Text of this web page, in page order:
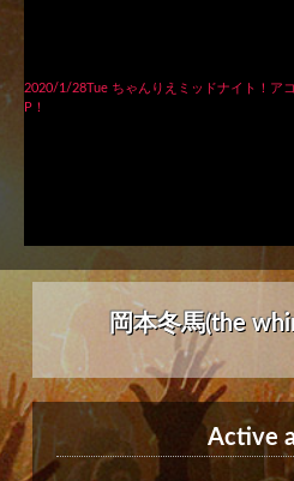
2020/1/28Tue ちゃんりえミッドナイト！ア
P！
岡本冬馬(the
Active